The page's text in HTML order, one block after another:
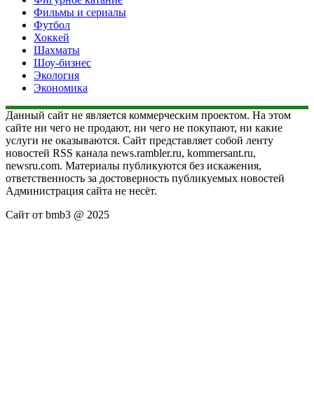
Фильмы и сериалы
Футбол
Хоккей
Шахматы
Шоу-бизнес
Экология
Экономика
Данный сайт не является коммерческим проектом. На этом
сайте ни чего не продают, ни чего не покупают, ни какие
услуги не оказываются. Сайт представляет собой ленту
новостей RSS канала news.rambler.ru, kommersant.ru,
newsru.com. Материалы публикуются без искажения,
ответственность за достоверность публикуемых новостей
Администрация сайта не несёт.
Сайт от bmb3 @ 2025